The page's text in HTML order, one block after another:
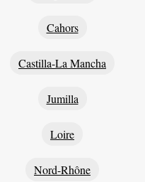
Cahors
Castilla-La Mancha
Jumilla
Loire
Nord-Rhône